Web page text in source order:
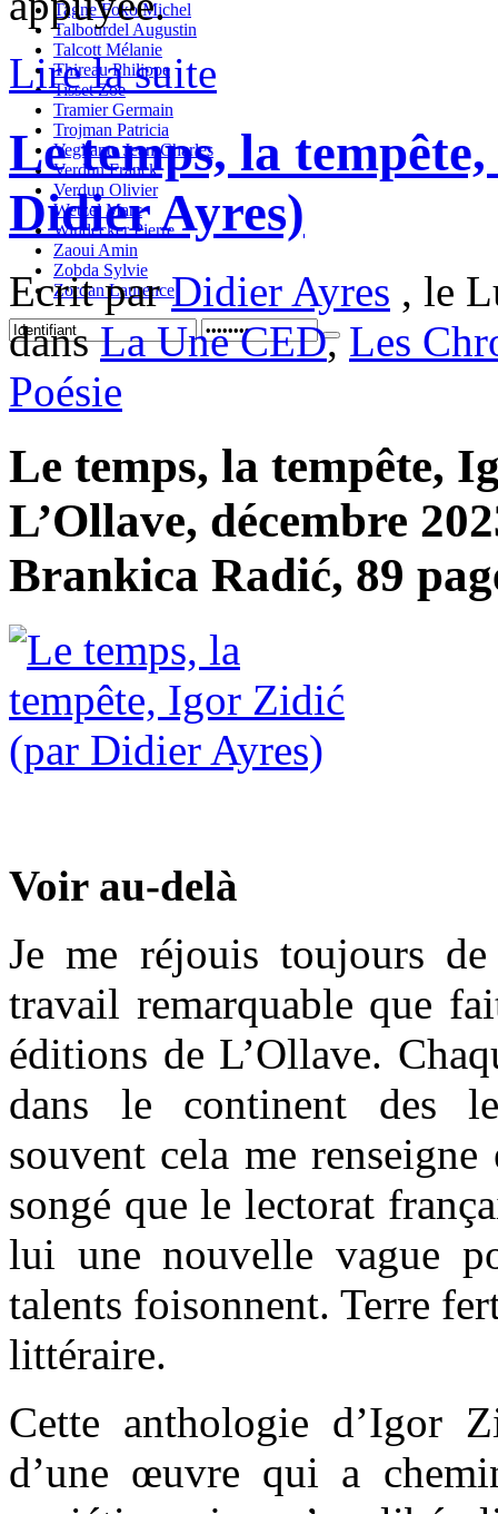
Tagne Foko Michel
Talbourdel Augustin
Talcott Mélanie
Thireau Philippe
Tisset Zoe
Tramier Germain
Trojman Patricia
Vegliante Jean-Charles
Verdun Franck
Verdun Olivier
Wetzel Marc
Windecker Pierre
Zaoui Amin
Zobda Sylvie
Zordan Laurence
Lire la suite
Le temps, la
Didier Ayres)
Ecrit parDidier Ayres , le
dansLa Une CED, Les
Poésie
Le temps, la tempête,
L’Ollave, décembre
Brankica Radić, 89
Voir au-delà
Je me réjouis toujours
travail remarquable que
éditions de L’Ollave.
dans le continent des
souvent cela me renseigne
songé que le lectorat
lui une nouvelle vague
talents foisonnent. Terre
littéraire.
Cette anthologie d’Igor
d’une œuvre qui a